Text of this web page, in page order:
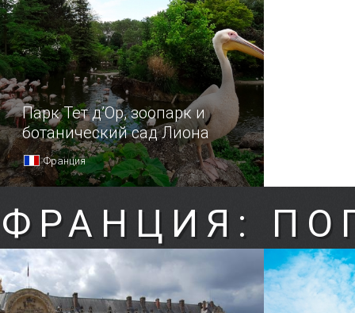
Парк Тет д’Ор, зоопарк и
ботанический сад Лиона
Франция
ФРАНЦИЯ: